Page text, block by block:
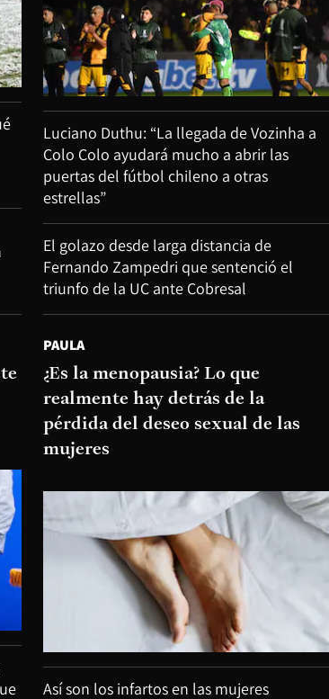
Luciano Duthu: “La llegada de Vozinha a
Colo Colo ayudará mucho a abrir las
puertas del fútbol chileno a otras
estrellas”
El golazo desde larga distancia de
Fernando Zampedri que sentenció el
triunfo de la UC ante Cobresal
PAULA
¿Es la menopausia? Lo que
realmente hay detrás de la
pérdida del deseo sexual de las
mujeres
Así son los infartos en las mujeres